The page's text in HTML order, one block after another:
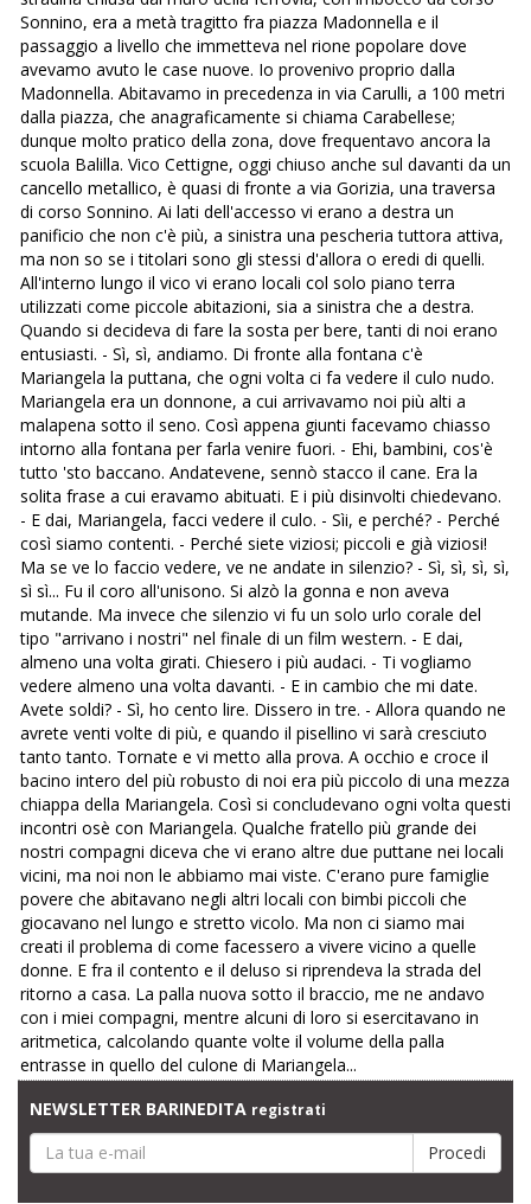
Sonnino, era a metà tragitto fra piazza Madonnella e il
passaggio a livello che immetteva nel rione popolare dove
avevamo avuto le case nuove. Io provenivo proprio dalla
Madonnella. Abitavamo in precedenza in via Carulli, a 100 metri
dalla piazza, che anagraficamente si chiama Carabellese;
dunque molto pratico della zona, dove frequentavo ancora la
scuola Balilla. Vico Cettigne, oggi chiuso anche sul davanti da un
cancello metallico, è quasi di fronte a via Gorizia, una traversa
di corso Sonnino. Ai lati dell'accesso vi erano a destra un
panificio che non c'è più, a sinistra una pescheria tuttora attiva,
ma non so se i titolari sono gli stessi d'allora o eredi di quelli.
All'interno lungo il vico vi erano locali col solo piano terra
utilizzati come piccole abitazioni, sia a sinistra che a destra.
Quando si decideva di fare la sosta per bere, tanti di noi erano
entusiasti. - Sì, sì, andiamo. Di fronte alla fontana c'è
Mariangela la puttana, che ogni volta ci fa vedere il culo nudo.
Mariangela era un donnone, a cui arrivavamo noi più alti a
malapena sotto il seno. Così appena giunti facevamo chiasso
intorno alla fontana per farla venire fuori. - Ehi, bambini, cos'è
tutto 'sto baccano. Andatevene, sennò stacco il cane. Era la
solita frase a cui eravamo abituati. E i più disinvolti chiedevano.
- E dai, Mariangela, facci vedere il culo. - Sìi, e perché? - Perché
così siamo contenti. - Perché siete viziosi; piccoli e già viziosi!
Ma se ve lo faccio vedere, ve ne andate in silenzio? - Sì, sì, sì, sì,
sì sì... Fu il coro all'unisono. Si alzò la gonna e non aveva
mutande. Ma invece che silenzio vi fu un solo urlo corale del
tipo "arrivano i nostri" nel finale di un film western. - E dai,
almeno una volta girati. Chiesero i più audaci. - Ti vogliamo
vedere almeno una volta davanti. - E in cambio che mi date.
Avete soldi? - Sì, ho cento lire. Dissero in tre. - Allora quando ne
avrete venti volte di più, e quando il pisellino vi sarà cresciuto
tanto tanto. Tornate e vi metto alla prova. A occhio e croce il
bacino intero del più robusto di noi era più piccolo di una mezza
chiappa della Mariangela. Così si concludevano ogni volta questi
incontri osè con Mariangela. Qualche fratello più grande dei
nostri compagni diceva che vi erano altre due puttane nei locali
vicini, ma noi non le abbiamo mai viste. C'erano pure famiglie
povere che abitavano negli altri locali con bimbi piccoli che
giocavano nel lungo e stretto vicolo. Ma non ci siamo mai
creati il problema di come facessero a vivere vicino a quelle
donne. E fra il contento e il deluso si riprendeva la strada del
ritorno a casa. La palla nuova sotto il braccio, me ne andavo
con i miei compagni, mentre alcuni di loro si esercitavano in
aritmetica, calcolando quante volte il volume della palla
entrasse in quello del culone di Mariangela...
NEWSLETTER BARINEDITA registrati